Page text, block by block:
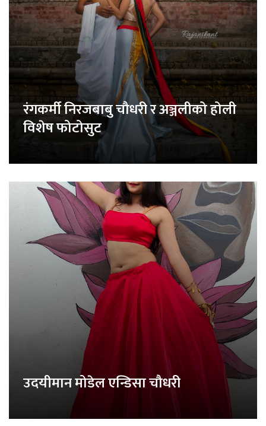
रंगकर्मी निरजबाबु चौधरी र अञ्जलीको होली
विशेष फोटोसुट
उदयीमान मोडेल एन्डिसा चौधरी